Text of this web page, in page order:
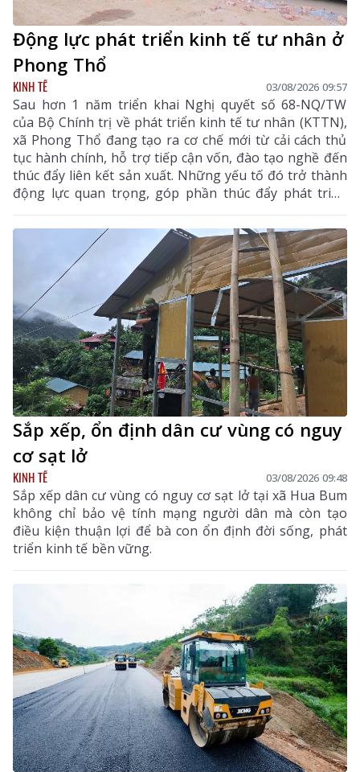
Động lực phát triển kinh tế tư nhân ở
Phong Thổ
KINH TẾ 03/08/2026 09:57
Sau hơn 1 năm triển khai Nghị quyết số 68-NQ/TW
của Bộ Chính trị về phát triển kinh tế tư nhân (KTTN),
xã Phong Thổ đang tạo ra cơ chế mới từ cải cách thủ
tục hành chính, hỗ trợ tiếp cận vốn, đào tạo nghề đến
thúc đẩy liên kết sản xuất. Những yếu tố đó trở thành
động lực quan trọng, góp phần thúc đẩy phát triển
kinh tế - xã hội của vùng đất biên cương, từng bước
khẳng định rõ nét vai trò của KTTN.
Sắp xếp, ổn định dân cư vùng có nguy
cơ sạt lở
KINH TẾ 03/08/2026 09:48
Sắp xếp dân cư vùng có nguy cơ sạt lở tại xã Hua Bum
không chỉ bảo vệ tính mạng người dân mà còn tạo
điều kiện thuận lợi để bà con ổn định đời sống, phát
triển kinh tế bền vững.